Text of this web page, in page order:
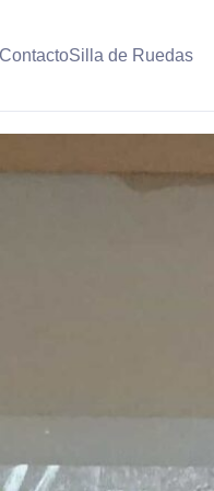
ContactoSilla de Ruedas